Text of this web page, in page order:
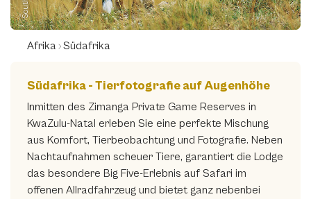
Afrika Südafrika
Südafrika - Tierfotografie auf Augenhöhe
Inmitten des Zimanga Private Game Reserves in
KwaZulu-Natal erleben Sie eine perfekte Mischung
aus Komfort, Tierbeobachtung und Fotografie. Neben
Nachtaufnahmen scheuer Tiere, garantiert die Lodge
das besondere Big Five-Erlebnis auf Safari im
offenen Allradfahrzeug und bietet ganz nebenbei